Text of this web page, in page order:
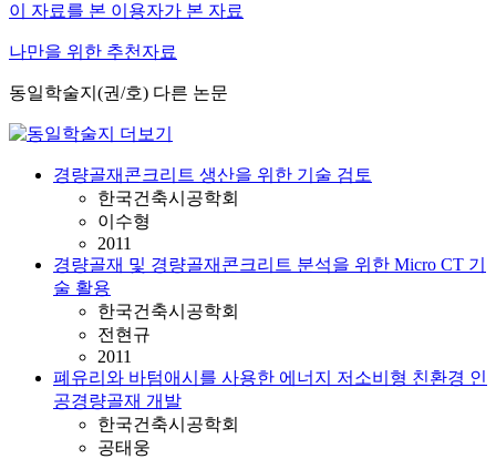
이 자료를 본 이용자가 본 자료
나만을 위한 추천자료
동일학술지(권/호) 다른 논문
경량골재콘크리트 생산을 위한 기술 검토
한국건축시공학회
이수형
2011
경량골재 및 경량골재콘크리트 분석을 위한 Micro CT 기
술 활용
한국건축시공학회
전현규
2011
폐유리와 바텀애시를 사용한 에너지 저소비형 친환경 인
공경량골재 개발
한국건축시공학회
공태웅